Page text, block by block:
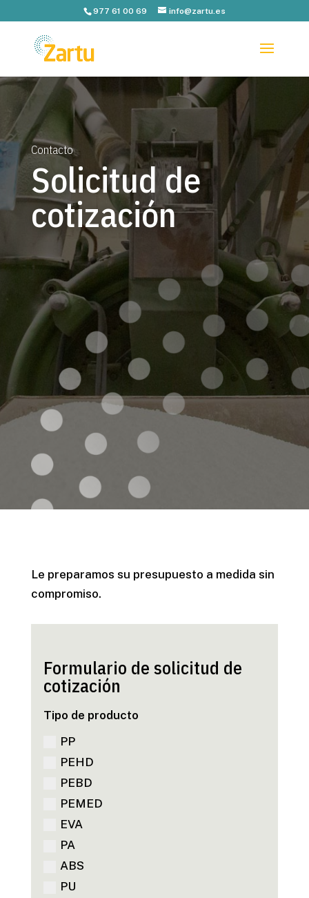
977 61 00 69 info@zartu.es
Contacto
Solicitud de
cotización
Le preparamos su presupuesto a medida sin
compromiso.
Formulario de solicitud de
cotización
Tipo de producto
PP
PEHD
PEBD
PEMED
EVA
PA
ABS
PU